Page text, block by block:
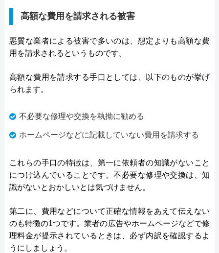
高額な費用を請求される被害
悪質な業者による被害で多いのは、想定よりも高額な費
用を請求されるというものです。
高額な費用を請求する手口としては、以下のものが挙げ
られます。
不必要な修理や交換を執拗に勧める
ホームページなどに記載していない費用を請求する
これらの手口の特徴は、第一に依頼者の知識がないこと
につけ込んでいることです。不必要な修理や交換は、知
識がないとおかしいとは気づけません。
第二に、費用などについて正確な情報をあえて伝えない
のも特徴の1つです。業者の広告やホームページなどで修
理料金が提示されているときは、必ず内訳を確認するよ
うにしましょう。